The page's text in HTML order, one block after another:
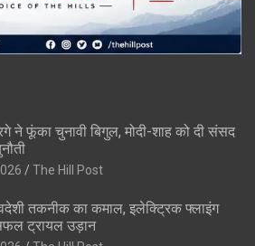
ने फूंका चुनावी बिगुल, मोदी-शाह को दी संसद
The Hill Post
तकनीक का कमाल, इलेक्ट्रिक फ्लाइंग
ट्रायल उड़ान